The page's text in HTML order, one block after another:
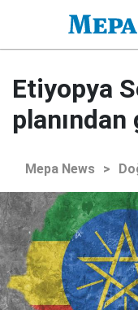
Etiyopya
Mepa News >